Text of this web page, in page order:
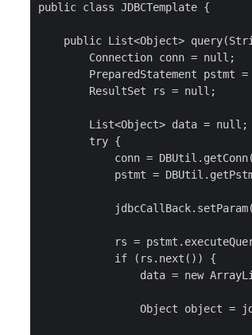
public class JDBCTemplate {
public List<Object>
        Connection conn = null;
PreparedStatement pstmt =
        ResultSet rs = null;
        List<Object> data = null;
        try {
conn =
pstmt =
rs =
            if (rs.next()) {
data = new
Object object =